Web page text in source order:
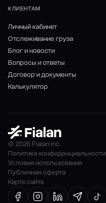
КЛИЕНТАМ
Личный кабинет
Отслеживание груза
Блог и новости
Вопросы и ответы
Договор и документы
Калькулятор
© 2026 Fialan Inc.
Политика конфиденциальности
Условия использования
Публичная оферта
Карта сайта